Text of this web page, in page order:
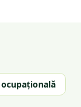
ocupațională